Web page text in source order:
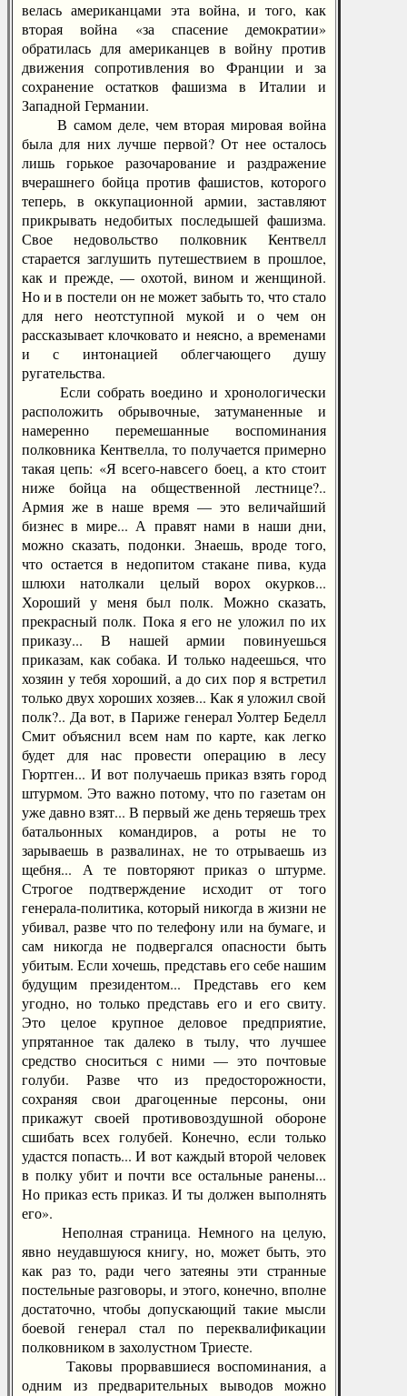
велась американцами эта война, и того, как
вторая война «за спасение демократии»
обратилась для американцев в войну против
движения сопротивления во Франции и за
сохранение остатков фашизма в Италии и
Западной Германии.
В самом деле, чем вторая мировая война
была для них лучше первой? От нее осталось
лишь горькое разочарование и раздражение
вчерашнего бойца против фашистов, которого
теперь, в оккупационной армии, заставляют
прикрывать недобитых последышей фашизма.
Свое недовольство полковник Кентвелл
старается заглушить путешествием в прошлое,
как и прежде, — охотой, вином и женщиной.
Но и в постели он не может забыть то, что стало
для него неотступной мукой и о чем он
рассказывает клочковато и неясно, а временами
и с интонацией облегчающего душу
ругательства.
Если собрать воедино и хронологически
расположить обрывочные, затуманенные и
намеренно перемешанные воспоминания
полковника Кентвелла, то получается примерно
такая цепь: «Я всего-навсего боец, а кто стоит
ниже бойца на общественной лестнице?..
Армия же в наше время — это величайший
бизнес в мире... А правят нами в наши дни,
можно сказать, подонки. Знаешь, вроде того,
что остается в недопитом стакане пива, куда
шлюхи натолкали целый ворох окурков...
Хороший у меня был полк. Можно сказать,
прекрасный полк. Пока я его не уложил по их
приказу... В нашей армии повинуешься
приказам, как собака. И только надеешься, что
хозяин у тебя хороший, а до сих пор я встретил
только двух хороших хозяев... Как я уложил свой
полк?.. Да вот, в Париже генерал Уолтер Беделл
Смит объяснил всем нам по карте, как легко
будет для нас провести операцию в лесу
Гюртген... И вот получаешь приказ взять город
штурмом. Это важно потому, что по газетам он
уже давно взят... В первый же день теряешь трех
батальонных командиров, а роты не то
зарываешь в развалинах, не то отрываешь из
щебня... А те повторяют приказ о штурме.
Строгое подтверждение исходит от того
генерала-политика, который никогда в жизни не
убивал, разве что по телефону или на бумаге, и
сам никогда не подвергался опасности быть
убитым. Если хочешь, представь его себе нашим
будущим президентом... Представь его кем
угодно, но только представь его и его свиту.
Это целое крупное деловое предприятие,
упрятанное так далеко в тылу, что лучшее
средство сноситься с ними — это почтовые
голуби. Разве что из предосторожности,
сохраняя свои драгоценные персоны, они
прикажут своей противовоздушной обороне
сшибать всех голубей. Конечно, если только
удастся попасть... И вот каждый второй человек
в полку убит и почти все остальные ранены...
Но приказ есть приказ. И ты должен выполнять
его».
Неполная страница. Немного на целую,
явно неудавшуюся книгу, но, может быть, это
как раз то, ради чего затеяны эти странные
постельные разговоры, и этого, конечно, вполне
достаточно, чтобы допускающий такие мысли
боевой генерал стал по переквалификации
полковником в захолустном Триесте.
Таковы прорвавшиеся воспоминания, а
одним из предварительных выводов можно